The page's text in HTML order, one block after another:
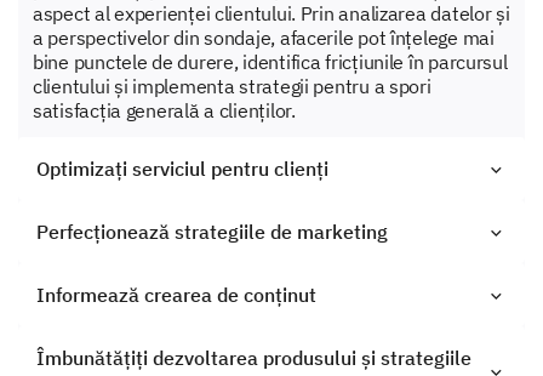
aspect al experienței clientului. Prin analizarea datelor și
a perspectivelor din sondaje, afacerile pot înțelege mai
bine punctele de durere, identifica fricțiunile în parcursul
clientului și implementa strategii pentru a spori
satisfacția generală a clienților.
Optimizați serviciul pentru clienți
Perfecționează strategiile de marketing
Informează crearea de conținut
Îmbunătățiți dezvoltarea produsului și strategiile